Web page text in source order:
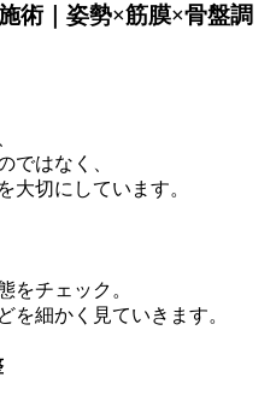
術｜姿勢×筋膜×骨盤調
ではなく、
を大切にしています。
をチェック。
を細かく見ていきます。